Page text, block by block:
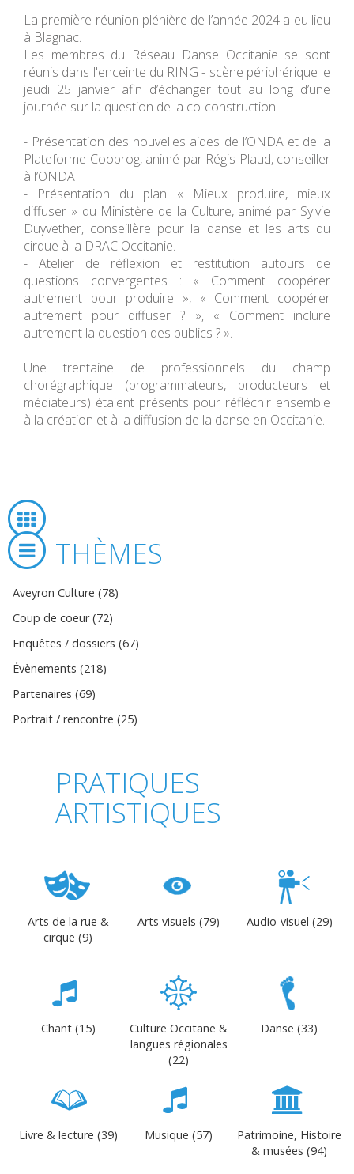
La première réunion plénière de l’année 2024 a eu lieu
à Blagnac.
Les membres du Réseau Danse Occitanie se sont
réunis dans l'enceinte du RING - scène périphérique le
jeudi 25 janvier afin d’échanger tout au long d’une
journée sur la question de la co-construction.
- Présentation des nouvelles aides de l’ONDA et de la
Plateforme Cooprog, animé par Régis Plaud, conseiller
à l’ONDA
- Présentation du plan « Mieux produire, mieux
diffuser » du Ministère de la Culture, animé par Sylvie
Duyvether, conseillère pour la danse et les arts du
cirque à la DRAC Occitanie.
- Atelier de réflexion et restitution autours de
questions convergentes : « Comment coopérer
autrement pour produire », « Comment coopérer
autrement pour diffuser ? », « Comment inclure
autrement la question des publics ? ».
Une trentaine de professionnels du champ
chorégraphique (programmateurs, producteurs et
médiateurs) étaient présents pour réfléchir ensemble
à la création et à la diffusion de la danse en Occitanie.
THÈMES
Aveyron Culture (78)
Coup de coeur (72)
Enquêtes / dossiers (67)
Évènements (218)
Partenaires (69)
Portrait / rencontre (25)
PRATIQUES
ARTISTIQUES
Arts de la rue &
cirque (9)
Arts visuels (79) Audio-visuel (29)
Chant (15)
Culture Occitane &
langues régionales
(22)
Danse (33)
Livre & lecture (39) Musique (57)
Patrimoine, Histoire
& musées (94)